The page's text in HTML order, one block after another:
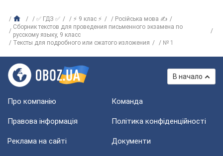
✅ ГДЗ ✅ ⚡ 9 клас ⚡
Російська мова ✍
Сборник текстов для проведения письменного экзамена по
русскому языку, 9 класс
Тексты для подробного или сжатого изложения
№ 1
В начало
Про компанію Команда
Правова інформація Політика конфіденційності
Реклама на сайті Документи